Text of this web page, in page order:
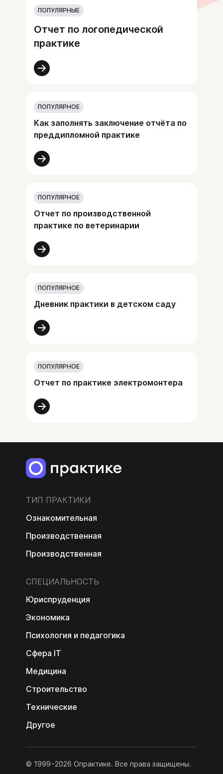
ПОПУЛЯРНЫЕ
Отчет по логопедической
практике
ПОПУЛЯРНОЕ
Как заполнять заключение отчёта по
преддипломной практике
ПОПУЛЯРНОЕ
Отчет по производственной
практике по ветеринарии
ПОПУЛЯРНОЕ
Дневник практики в детском саду
ПОПУЛЯРНОЕ
Отчет по практике электромонтера
ТИП ПРАКТИКИ
Ознакомительная
Производственная
Производственная
СПЕЦИАЛЬНОСТЬ
Юриспруденция
Экономика
Психология и педагогика
Сфера IT
Медицина
Строительство
Технические
Другое
© 1999−2026 Опрактике. Все права защищены.